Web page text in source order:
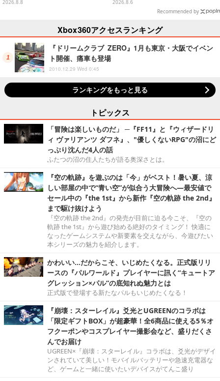
2026.8.8
り予約受付開始
2026.8.6
Recommended by
Xbox360アクセスランキング
『ドリームクラブ ZERO』1月も東京・大阪でイベン
ト開催、痛車も登場
2010.12.29 Wed 0:45
ランキングをもっと見る
トピックス
「冒険は楽しいものだ」 ─『FF11』と『ウィザードリ
ィ ヴァリアンツ ダフネ』、"優しくないRPG"の沼にど
っぷり沈んだ4人の話
ふたつの沼の住人たちが語る奥深さとは。
『空の軌跡』を遊ぶのは「今」がベスト！暑い夏、涼
しい部屋の中で“青い空”が似合う大冒険へ―最安値で
セール中の『the 1st』から新作『空の軌跡 the 2nd』
まで駆け抜けよう
『空の軌跡 the 2nd』の発売が目前に迫る今こそ、『空の
軌跡 the 1st』から遊び始める絶好のタイミング！ 快適に
なったゲームシステムや新要素を交えながら、今遊びたい
本シリーズの魅力を紹介します。
かわいい…だからこそ、いじめたくなる。正式版リリ
ースの『パルワールド』プレイヤーに訊く“キュートア
グレッション×パル”の底知れぬ魅力とは
正式版で登場する新たなパルもいじめたくなる！
『崩壊：スターレイル』爻光とUGREENのコラボは
「限定ギフトBOX」が超豪華！全6商品に使える5％オ
フクーポンやコスプレイヤー撮影会など、盛りだくさ
んでお届け
UGREEN×『崩壊：スターレイル』コラボは、爻光がデザイ
ンされていて美しい！モバイルバッテリーや急速充電器な
ど、ゲームと一緒に使いたいデバイスがてんこ盛り